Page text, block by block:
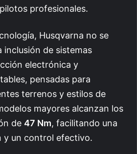
profesionales.
Husqvarna no se
inclusión de sistemas
electrónica y
pensadas para
terrenos y estilos de
mayores alcanzan los
de 47 Nm, facilitando una
y un control efectivo.